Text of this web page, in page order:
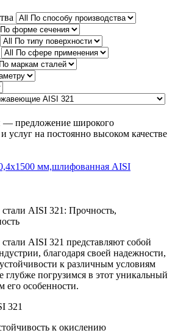
предложение широкого
услуг на постоянно высоком качестве
мм,шлифованная AISI
AISI 321: Прочность,
AISI 321 представляют собой
благодаря своей надежности,
к различным условиям
глубже погрузимся в этот уникальный
его особенности.
321
к окислению